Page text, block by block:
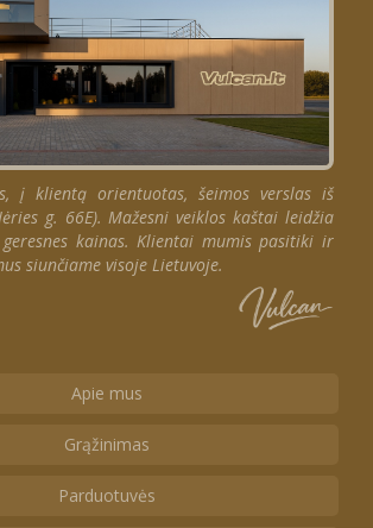
į klientą orientuotas, šeimos verslas iš
g. 66E). Mažesni veiklos kaštai leidžia
kainas. Klientai mumis pasitiki ir
siunčiame visoje Lietuvoje.
Apie mus
Grąžinimas
Parduotuvės